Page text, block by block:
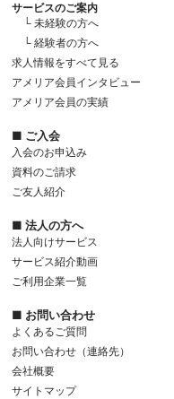
サービスのご案内
└ 未経験の方へ
└ 経験者の方へ
求人情報をすべて見る
アメリア会員インタビュー
アメリア会員の実績
■ ご入会
入会のお申込み
資料のご請求
ご友人紹介
■ 法人の方へ
法人向けサービス
サービス紹介動画
ご利用企業一覧
■ お問い合わせ
よくあるご質問
お問い合わせ（連絡先）
会社概要
サイトマップ